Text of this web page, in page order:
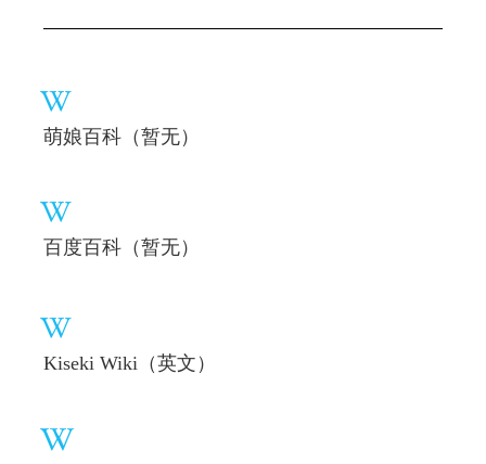
萌娘百科（暂无）
百度百科（暂无）
Kiseki Wiki（英文）